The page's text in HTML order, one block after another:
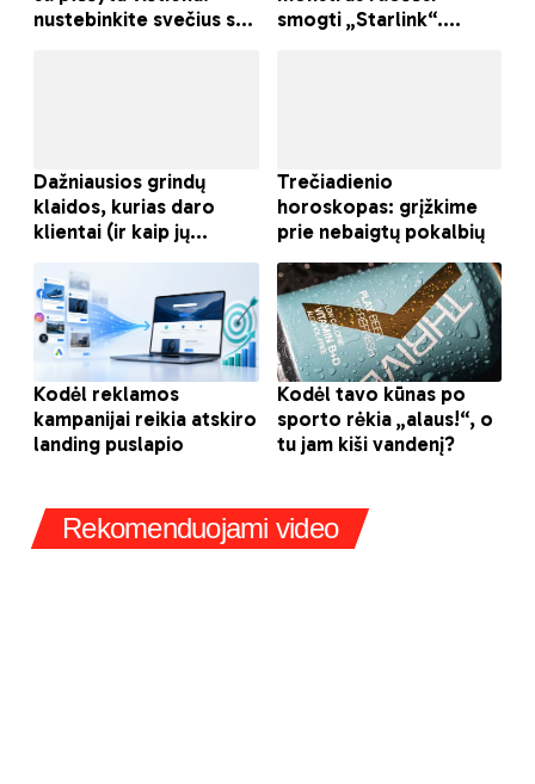
Rekomenduojami video